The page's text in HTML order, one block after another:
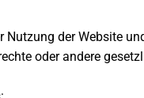
der Website
oder andere